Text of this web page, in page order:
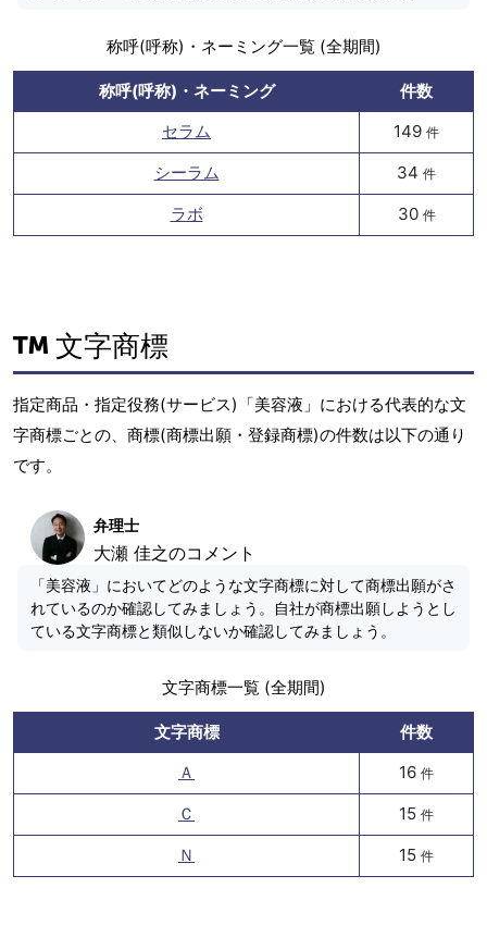
称呼(呼称)・ネーミング一覧 (全期間)
称呼(呼称)・ネーミング
件数
セラム
149 件
シーラム 34 件
ラボ 30 件
文字商標
指定商品・指定役務(サービス)「美容液」における代表的な文
字商標ごとの、商標(商標出願・登録商標)の件数は以下の通り
です。
弁理士
大瀬 佳之のコメント
「美容液」においてどのような文字商標に対して商標出願がさ
れているのか確認してみましょう。自社が商標出願しようとし
ている文字商標と類似しないか確認してみましょう。
文字商標一覧 (全期間)
文字商標
件数
Ａ
16 件
Ｃ 15 件
Ｎ 15 件